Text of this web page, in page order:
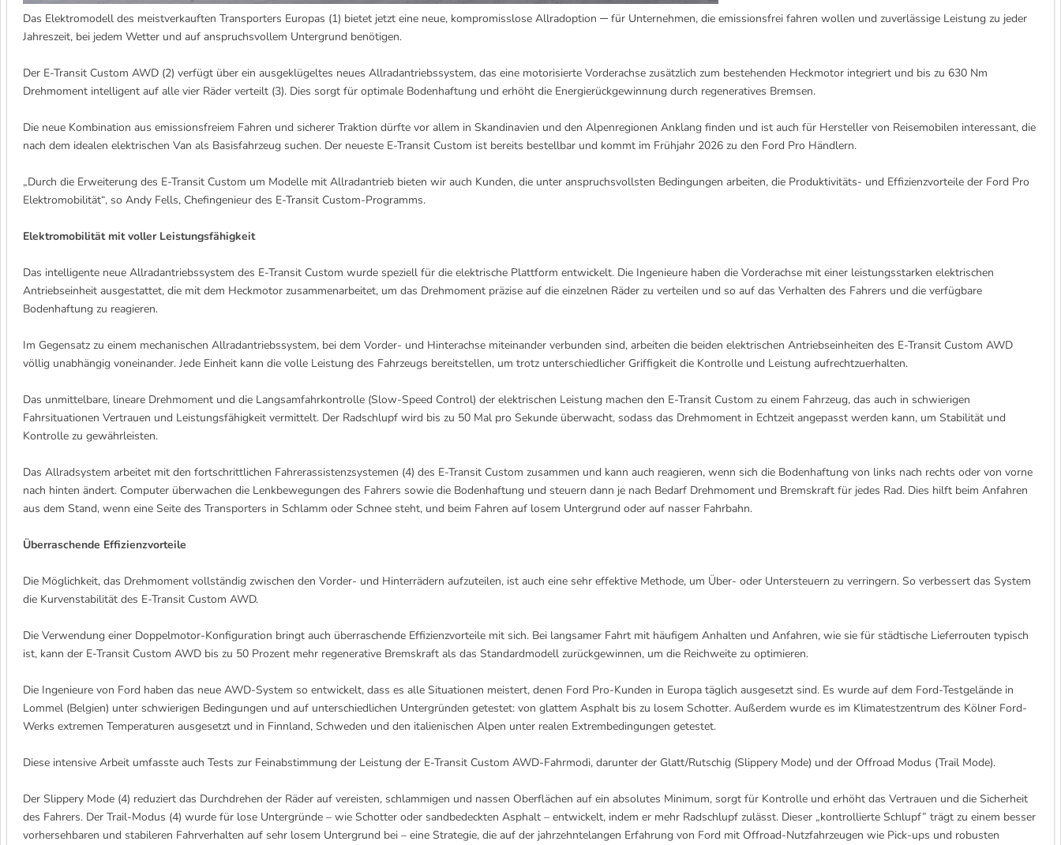
Das Elektromodell des meistverkauften Transporters Europas (1) bietet jetzt eine neue, kompromisslose Allradoption ─ für Unternehmen, die emissionsfrei fahren wollen und zuverlässige Leistung zu jeder
Jahreszeit, bei jedem Wetter und auf anspruchsvollem Untergrund benötigen.
Der E-Transit Custom AWD (2) verfügt über ein ausgeklügeltes neues Allradantriebssystem, das eine motorisierte Vorderachse zusätzlich zum bestehenden Heckmotor integriert und bis zu 630 Nm
Drehmoment intelligent auf alle vier Räder verteilt (3). Dies sorgt für optimale Bodenhaftung und erhöht die Energierückgewinnung durch regeneratives Bremsen.
Die neue Kombination aus emissionsfreiem Fahren und sicherer Traktion dürfte vor allem in Skandinavien und den Alpenregionen Anklang finden und ist auch für Hersteller von Reisemobilen interessant, die
nach dem idealen elektrischen Van als Basisfahrzeug suchen. Der neueste E-Transit Custom ist bereits bestellbar und kommt im Frühjahr 2026 zu den Ford Pro Händlern.
„Durch die Erweiterung des E-Transit Custom um Modelle mit Allradantrieb bieten wir auch Kunden, die unter anspruchsvollsten Bedingungen arbeiten, die Produktivitäts- und Effizienzvorteile der Ford Pro
Elektromobilität“, so Andy Fells, Chefingenieur des E-Transit Custom-Programms.
Elektromobilität mit voller Leistungsfähigkeit
Das intelligente neue Allradantriebssystem des E-Transit Custom wurde speziell für die elektrische Plattform entwickelt. Die Ingenieure haben die Vorderachse mit einer leistungsstarken elektrischen
Antriebseinheit ausgestattet, die mit dem Heckmotor zusammenarbeitet, um das Drehmoment präzise auf die einzelnen Räder zu verteilen und so auf das Verhalten des Fahrers und die verfügbare
Bodenhaftung zu reagieren.
Im Gegensatz zu einem mechanischen Allradantriebssystem, bei dem Vorder- und Hinterachse miteinander verbunden sind, arbeiten die beiden elektrischen Antriebseinheiten des E-Transit Custom AWD
völlig unabhängig voneinander. Jede Einheit kann die volle Leistung des Fahrzeugs bereitstellen, um trotz unterschiedlicher Griffigkeit die Kontrolle und Leistung aufrechtzuerhalten.
Das unmittelbare, lineare Drehmoment und die Langsamfahrkontrolle (Slow-Speed Control) der elektrischen Leistung machen den E-Transit Custom zu einem Fahrzeug, das auch in schwierigen
Fahrsituationen Vertrauen und Leistungsfähigkeit vermittelt. Der Radschlupf wird bis zu 50 Mal pro Sekunde überwacht, sodass das Drehmoment in Echtzeit angepasst werden kann, um Stabilität und
Kontrolle zu gewährleisten.
Das Allradsystem arbeitet mit den fortschrittlichen Fahrerassistenzsystemen (4) des E-Transit Custom zusammen und kann auch reagieren, wenn sich die Bodenhaftung von links nach rechts oder von vorne
nach hinten ändert. Computer überwachen die Lenkbewegungen des Fahrers sowie die Bodenhaftung und steuern dann je nach Bedarf Drehmoment und Bremskraft für jedes Rad. Dies hilft beim Anfahren
aus dem Stand, wenn eine Seite des Transporters in Schlamm oder Schnee steht, und beim Fahren auf losem Untergrund oder auf nasser Fahrbahn.
Überraschende Effizienzvorteile
Die Möglichkeit, das Drehmoment vollständig zwischen den Vorder- und Hinterrädern aufzuteilen, ist auch eine sehr effektive Methode, um Über- oder Untersteuern zu verringern. So verbessert das System
die Kurvenstabilität des E-Transit Custom AWD.
Die Verwendung einer Doppelmotor-Konfiguration bringt auch überraschende Effizienzvorteile mit sich. Bei langsamer Fahrt mit häufigem Anhalten und Anfahren, wie sie für städtische Lieferrouten typisch
ist, kann der E-Transit Custom AWD bis zu 50 Prozent mehr regenerative Bremskraft als das Standardmodell zurückgewinnen, um die Reichweite zu optimieren.
Die Ingenieure von Ford haben das neue AWD-System so entwickelt, dass es alle Situationen meistert, denen Ford Pro-Kunden in Europa täglich ausgesetzt sind. Es wurde auf dem Ford-Testgelände in
Lommel (Belgien) unter schwierigen Bedingungen und auf unterschiedlichen Untergründen getestet: von glattem Asphalt bis zu losem Schotter. Außerdem wurde es im Klimatestzentrum des Kölner Ford-
Werks extremen Temperaturen ausgesetzt und in Finnland, Schweden und den italienischen Alpen unter realen Extrembedingungen getestet.
Diese intensive Arbeit umfasste auch Tests zur Feinabstimmung der Leistung der E-Transit Custom AWD-Fahrmodi, darunter der Glatt/Rutschig (Slippery Mode) und der Offroad Modus (Trail Mode).
Der Slippery Mode (4) reduziert das Durchdrehen der Räder auf vereisten, schlammigen und nassen Oberflächen auf ein absolutes Minimum, sorgt für Kontrolle und erhöht das Vertrauen und die Sicherheit
des Fahrers. Der Trail-Modus (4) wurde für lose Untergründe – wie Schotter oder sandbedeckten Asphalt – entwickelt, indem er mehr Radschlupf zulässt. Dieser „kontrollierte Schlupf” trägt zu einem besser
vorhersehbaren und stabileren Fahrverhalten auf sehr losem Untergrund bei – eine Strategie, die auf der jahrzehntelangen Erfahrung von Ford mit Offroad-Nutzfahrzeugen wie Pick-ups und robusten